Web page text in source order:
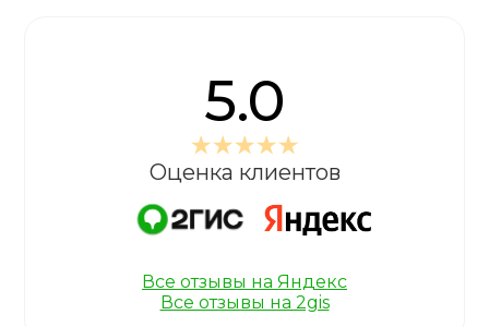
5.0
Оценка клиентов
Все отзывы на Яндекс
Все отзывы на 2gis